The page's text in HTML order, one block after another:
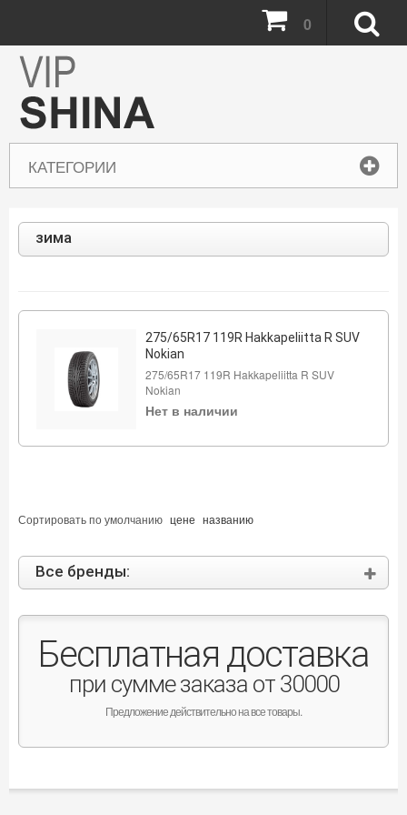
КАТЕГОРИИ
0
зима
275/65R17 119R Hakkapeliitta R SUV
Nokian
275/65R17 119R Hakkapeliitta R SUV
Nokian
Нет в наличии
Сортировать поумолчанию цене названию
Все бренды:
Бесплатная доставка
при сумме заказа от 30000
Предложение действительно на все товары.